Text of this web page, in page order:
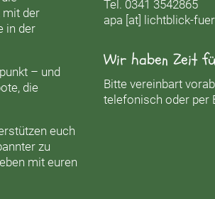
mit der
in der
– und
die
euch
zu
mit euren
Tel. 0341 3542865
apa [at] lichtblick-
Wir haben Zeit
Bitte vereinbart
telefonisch oder per